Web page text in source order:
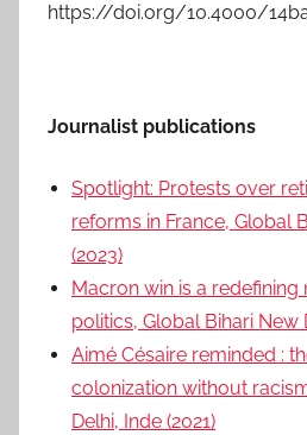
https://doi.org/10.4000/
Journalist publications
Spotlight: Protests over
reforms in France, Global
(2023)
Macron win is a
politics, Global Bihari New
Aimé Césaire reminded :
colonization without
Delhi, Inde (2021)